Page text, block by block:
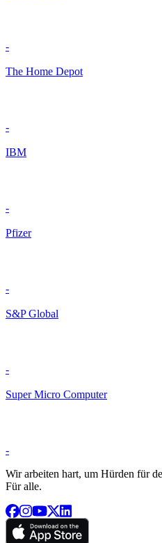
-
The Home Depot
-
IBM
-
Pfizer
-
S&P Global
-
Super Micro Computer
-
Wir arbeiten hart, um Hürden für
Für alle.